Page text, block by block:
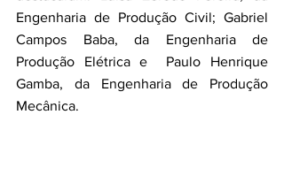
Engenharia de Produção Civil; Gabriel
Campos Baba, da Engenharia de
Produção Elétrica e  Paulo Henrique
Gamba, da Engenharia de Produção
Mecânica.